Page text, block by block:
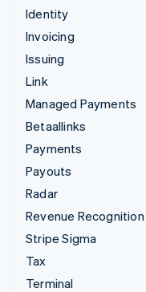
Identity
Invoicing
Issuing
Link
Managed Payments
Betaallinks
Payments
Payouts
Radar
Revenue Recognition
Stripe Sigma
Tax
Terminal